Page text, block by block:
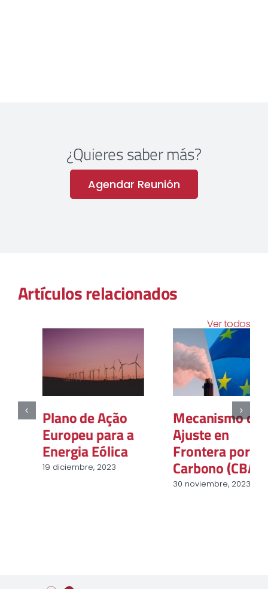
¿Quieres saber más?
Agendar Reunión
Artículos relacionados
Ver todos
Plano de Ação
Europeu para a
Energia Eólica
19 diciembre, 2023
Mecanismo de
Ajuste en
Frontera por
Carbono (CBAM)
30 noviembre, 2023